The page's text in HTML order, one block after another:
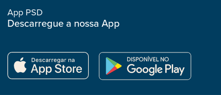
App PSD
Descarregue a nossa App